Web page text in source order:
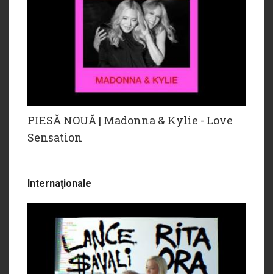
PIESĂ NOUĂ | Madonna & Kylie - Love
Sensation
Internaţionale